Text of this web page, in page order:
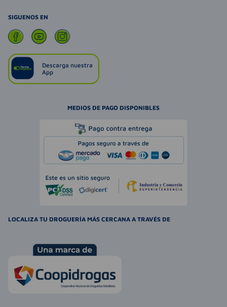
SIGUENOS EN
Descarga nuestra
App
MEDIOS DE PAGO DISPONIBLES
LOCALIZA TU DROGUERÍA MÁS CERCANA A TRAVÉS DE